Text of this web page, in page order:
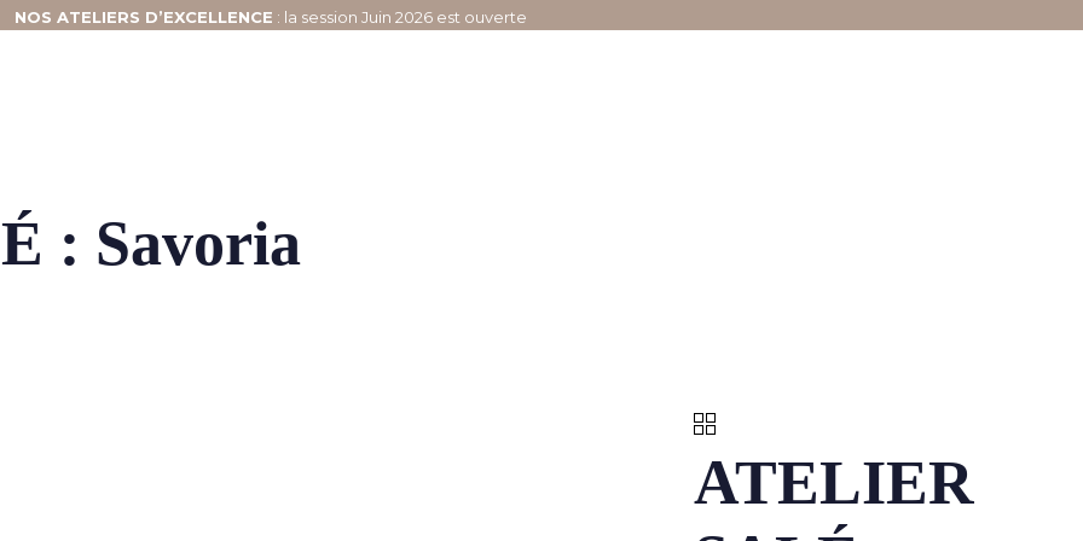
NOS ATELIERS D’EXCELLENCE : la session Juin 2026 est ouverte
: Savoria
ATELIER